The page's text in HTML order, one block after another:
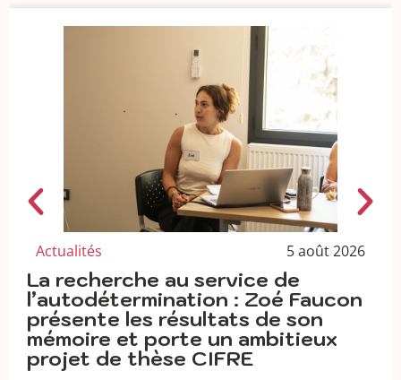
5 août 2026
Faucon
son
Projet MIA – PHV : Le
apporte son expertise